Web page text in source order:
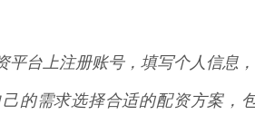
台上注册账号，填写个人信息，
的需求选择合适的配资方案，